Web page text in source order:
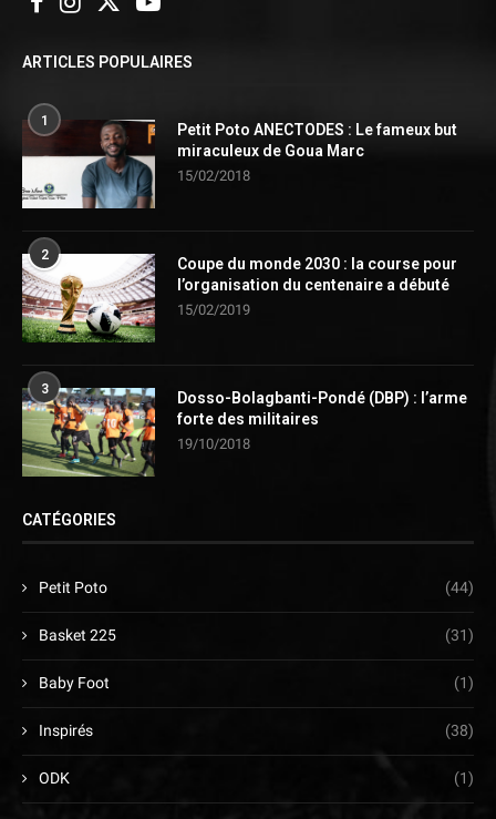
ARTICLES POPULAIRES
1
Petit Poto ANECTODES : Le fameux but
miraculeux de Goua Marc
15/02/2018
2
Coupe du monde 2030 : la course pour
l’organisation du centenaire a débuté
15/02/2019
3
Dosso-Bolagbanti-Pondé (DBP) : l’arme
forte des militaires
19/10/2018
CATÉGORIES
Petit Poto (44)
Basket 225 (31)
Baby Foot (1)
Inspirés (38)
ODK (1)